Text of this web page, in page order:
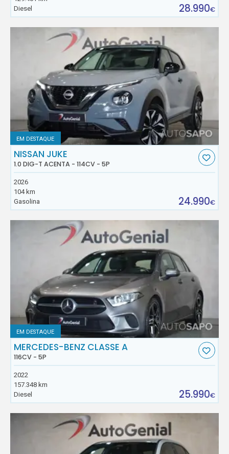
Diesel
28.990€
EM DESTAQUE
NISSAN JUKE
1.0 DIG-T ACENTA - 114CV - 5P
2026
104 km
Gasolina
24.990€
EM DESTAQUE
MERCEDES-BENZ CLASSE A
116CV - 5P
2022
157.348 km
Diesel
25.990€